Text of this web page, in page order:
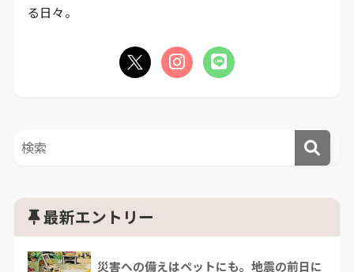
る日々。
最新エントリー
災害への備えはペットにも。地震の前日に